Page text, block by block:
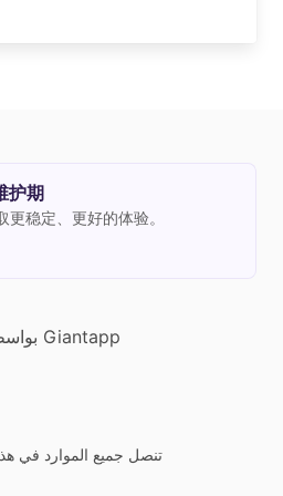
护期
稳定、更好的体验。
@2018-2025 بواسطة رجل Giantapp
تنصل جميع الموارد في